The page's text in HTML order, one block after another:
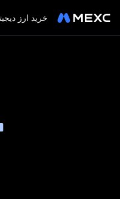
خرید ارز